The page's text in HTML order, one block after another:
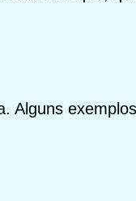
Alguns